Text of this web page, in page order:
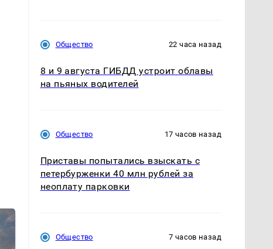
Общество 22 часа назад
8 и 9 августа ГИБДД устроит облавы
на пьяных водителей
Общество 17 часов назад
Приставы попытались взыскать с
петербурженки 40 млн рублей за
неоплату парковки
Общество 7 часов назад